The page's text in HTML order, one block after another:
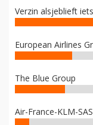
Verzin alsjeblieft
European Airlines
The Blue Group
Air-France-KLM-